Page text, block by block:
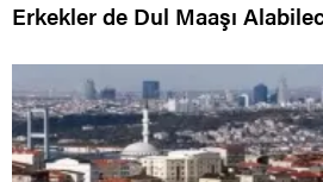
Erkekler de Dul Maaşı